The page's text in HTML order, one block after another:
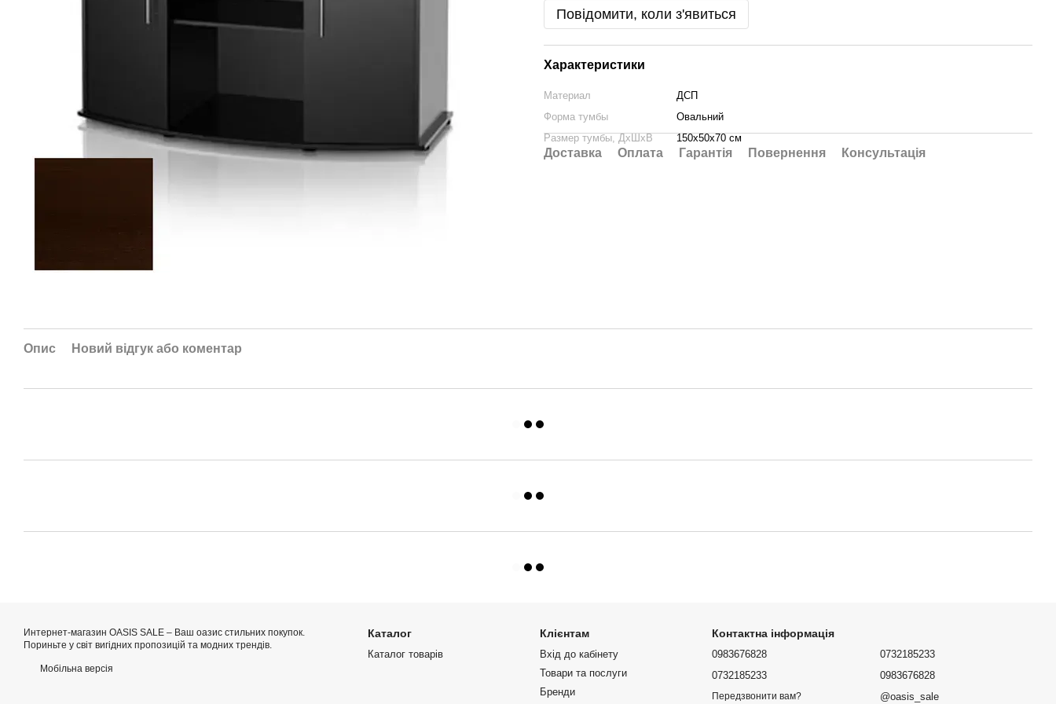
Повідомити, коли з'явиться
Характеристики
Материал
ДСП
Форма тумбы
Овальний
Размер тумбы, ДхШхВ
150х50х70 см
Доставка Оплата Гарантія Повернення Консультація
Опис Новий відгук або коментар
Интернет-магазин OASIS SALE – Ваш оазис стильних покупок.
Пориньте у світ вигідних пропозицій та модних трендів.
Мобільна версія
Каталог
Каталог товарів
Клієнтам
Вхід до кабінету
Товари та послуги
Бренди
Контактна інформація
0983676828
0732185233
Передзвонити вам?
0732185233
0983676828
@oasis_sale